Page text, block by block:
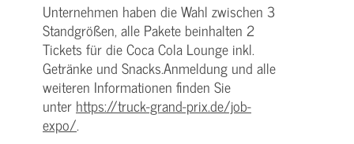
Unternehmen haben die Wahl zwischen 3
Standgrößen, alle Pakete beinhalten 2
Tickets für die Coca Cola Lounge inkl.
Getränke und Snacks.Anmeldung und alle
weiteren Informationen finden Sie
unter https://truck-grand-prix.de/job-
expo/.